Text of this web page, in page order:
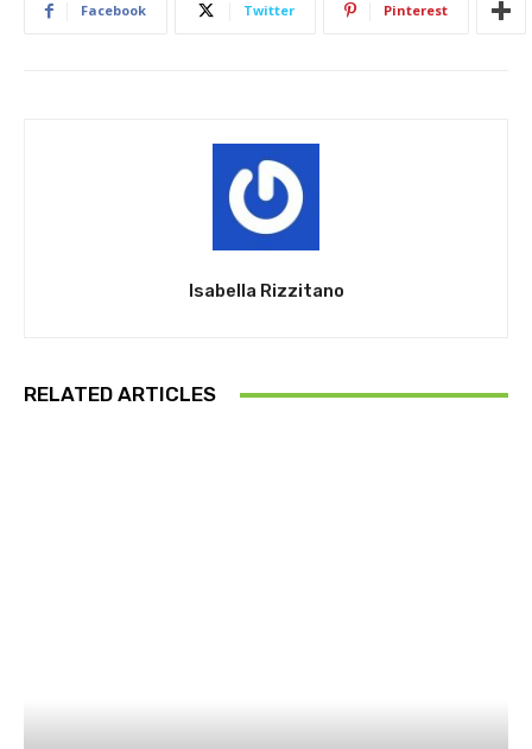
Facebook Twitter Pinterest
Isabella Rizzitano
RELATED ARTICLES